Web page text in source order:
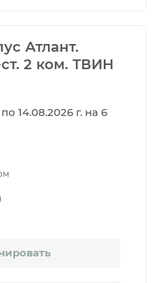
Атлант.
2 ком. ТВИН
14.08.2026 г. на 6